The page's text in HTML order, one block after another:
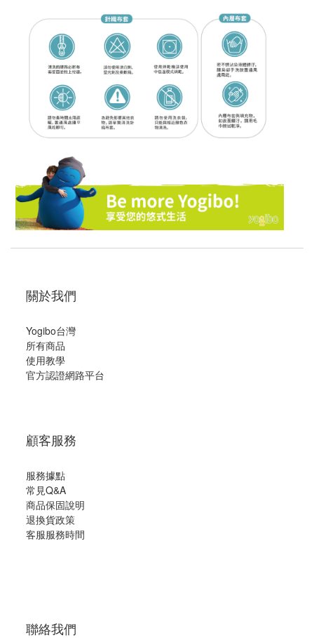
關於我們
Yogibo台灣
所有商品
使用教學
官方認證網路平台
顧客服務
服務據點
常見Q&A
商品保固說明
退換貨政策
客服服務時間
聯絡我們